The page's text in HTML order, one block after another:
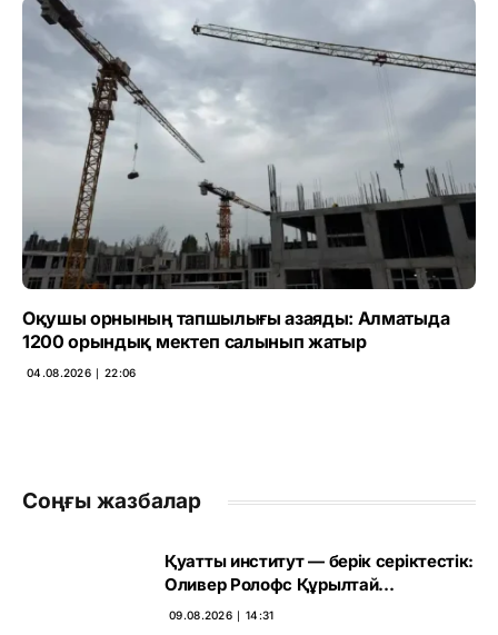
Оқушы орнының тапшылығы азаяды: Алматыда
1200 орындық мектеп салынып жатыр
04.08.2026 ∣ 22:06
Соңғы жазбалар
Қуатты институт — берік серіктестік:
Оливер Ролофс Құрылтай
сайлауының маңызын бағалады
09.08.2026 ∣ 14:31